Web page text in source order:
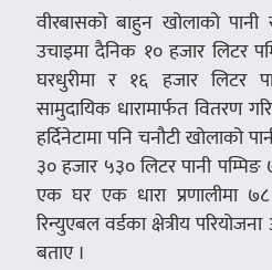
वीरबासको बाहुन खोलाको पानी
उचाइमा दैनिक १० हजार लिटर
घरधुरीमा र १६ हजार लिटर
सामुदायिक धारामार्फत वितरण
हर्दिनेटामा पनि चनौटी खोलाको
३० हजार ५३० लिटर पानी
एक घर एक धारा प्रणालीमा
रिन्युएबल वर्डका क्षेत्रीय
बताए ।